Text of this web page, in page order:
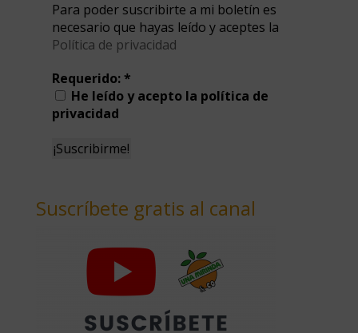
Para poder suscribirte a mi boletín es
necesario que hayas leído y aceptes la
Política de privacidad
Requerido:*
He leído y acepto la política de
privacidad
Suscríbete gratis al canal